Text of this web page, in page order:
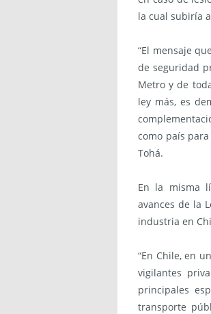
la cual subiría
“El mensaje
de seguridad
Metro y de
ley más, es
como país
Tohá.
En la misma
avances de la
industria en
“En Chile, en
vigilantes
principales
transporte